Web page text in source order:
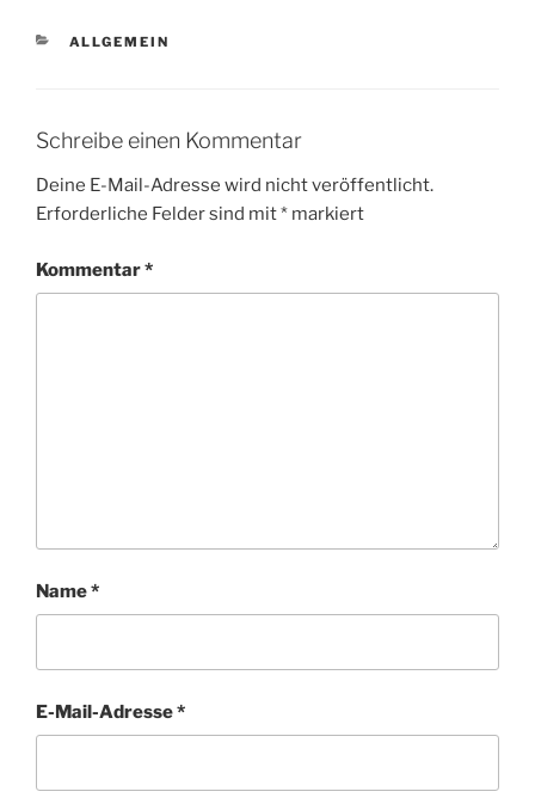
KATEGORIEN
ALLGEMEIN
Schreibe einen Kommentar
Deine E-Mail-Adresse wird nicht veröffentlicht.
Erforderliche Felder sind mit* markiert
Kommentar*
Name*
E-Mail-Adresse*